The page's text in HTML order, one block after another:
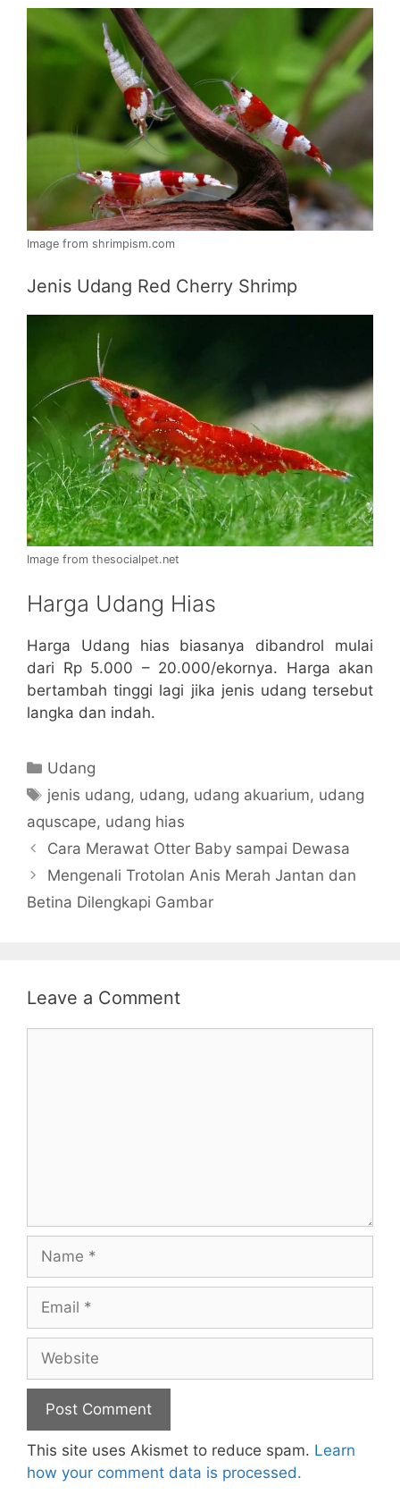
Image from shrimpism.com
Jenis Udang Red Cherry Shrimp
Image from thesocialpet.net
Harga Udang Hias
Harga Udang hias biasanya dibandrol mulai
dari Rp 5.000 – 20.000/ekornya. Harga akan
bertambah tinggi lagi jika jenis udang tersebut
langka dan indah.
Categories
Udang
Tags
jenis udang, udang, udang akuarium, udang
aquscape, udang hias
Cara Merawat Otter Baby sampai Dewasa
Mengenali Trotolan Anis Merah Jantan dan
Betina Dilengkapi Gambar
Leave a Comment
Name
Email
Website
This site uses Akismet to reduce spam. Learn
how your comment data is processed.